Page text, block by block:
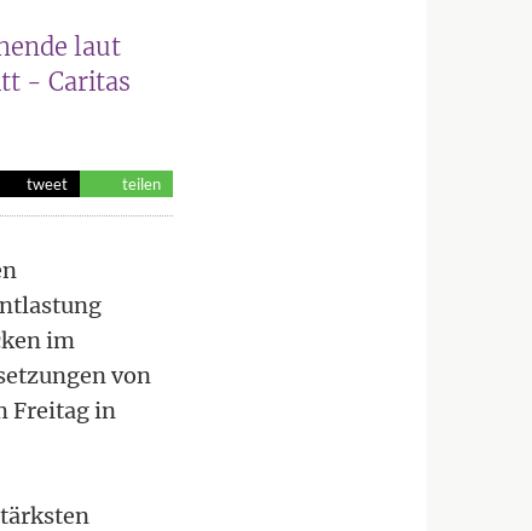
laut
- Caritas
tweet teilen
im
von
Freitag in